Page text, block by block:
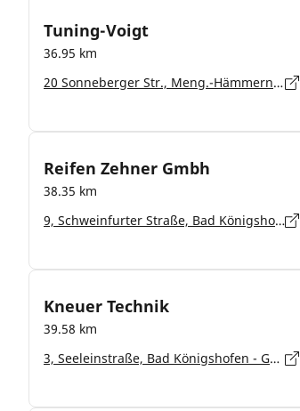
Tuning-Voigt
36.95 km
20 Sonneberger Str., Meng.-Hämmern - 96529
Reifen Zehner Gmbh
38.35 km
9, Schweinfurter Straße, Bad Königshofen - 97631
Kneuer Technik
39.58 km
3, Seeleinstraße, Bad Königshofen - Gabolshausen - 97631